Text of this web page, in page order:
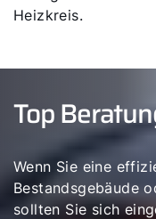
Heizkreis.
Top
Wenn Sie eine
Bestandsgebäude
sollten Sie sich
Servus!
Wie können wir
Service